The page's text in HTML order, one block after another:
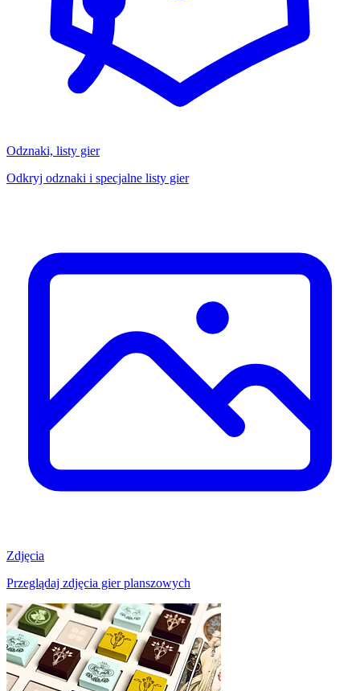
Odznaki, listy gier
Odkryj odznaki i specjalne listy gier
Zdjęcia
Przeglądaj zdjęcia gier planszowych